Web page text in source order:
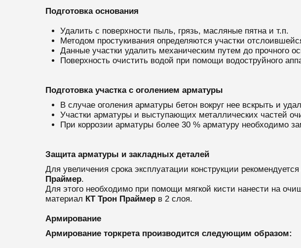
Подготовка основания
Удалить с поверхности пыль, грязь, масляные пятна и т.п.
Методом простукивания определяются участки
Данные участки удалить механическим путем до прочного
Поверхность очистить водой при помощи водоструйного
Подготовка участка с оголением арматуры
В случае оголения арматуры бетон вокруг нее вскрыть и
Участки арматуры и выступающих металлических частей
При коррозии арматуры более 30 % арматуру необходимо
Защита арматуры и закладных деталей
Для увеличения срока эксплуатации конструкции
Праймер.
Для этого необходимо при помощи мягкой кисти нанести на
материал КТ Трон Праймерв 2 слоя.
Армирование
Армирование торкрета производится следующим образом: